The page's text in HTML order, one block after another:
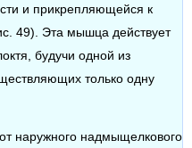
и прикрепляющейся к
49). Эта мышца действует
будучи одной из
только одну
наружного надмыщелкового